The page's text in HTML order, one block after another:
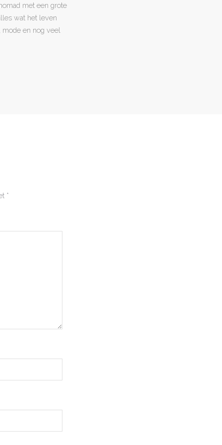
met een grote
wat het leven
mode en nog veel
*